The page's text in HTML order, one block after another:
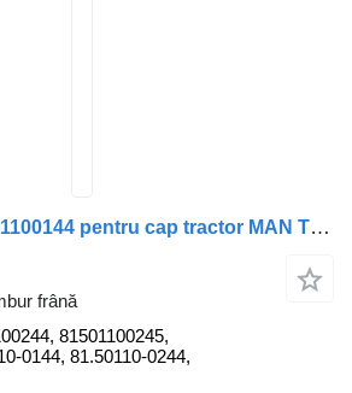
Tambur frână 81501100144 pentru cap tractor MAN TGX 33.680
frână
81501100245,
0144, 81.50110-0244,